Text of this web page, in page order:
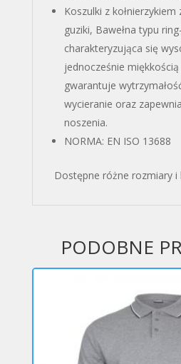
Koszulki z kołnierzykiem
guziki, Bawełna typu
charakteryzująca się
jednocześnie miękkością
gwarantuje
wycieranie oraz
noszenia.
NORMA: EN ISO 13688
Dostępne różne rozmiary i
PODOBNE